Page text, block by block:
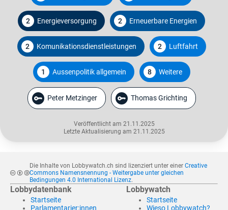
2 Energieversorgung 2 Erneuerbare Energien
2 Komunikationsdienstleistungen 2 Luftfahrt
1 Aussenpolitik allgemein 8 Weitere
Peter Metzinger Thomas Grichting
Veröffentlicht am 21.11.2025
Letzte Aktualisierung am 21.11.2025
Die Inhalte von Lobbywatch.ch sind lizenziert unter einer Creative
Commons Namensnennung - Weitergabe unter gleichen
Bedingungen 4.0 International Lizenz.
Lobbydatenbank
Startseite
Parlamentarier:innen
Lobbywatch
Startseite
Wieso Lobbywatch?